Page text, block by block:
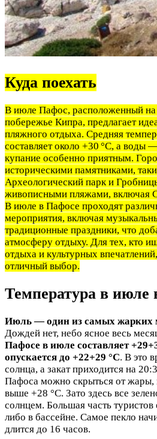
Куда поехать
В июле Пафос, расположенный
побережье Кипра, предлагает
пляжного отдыха. Средняя
составляет около +30 °C, а воды
купание особенно приятным.
историческими памятниками,
Археологический парк и
живописными пляжами, включая
В июле в Пафосе проходят
мероприятия, включая
традиционные праздники, что
атмосферу отдыху. Для тех, кто
отдыха и культурных
отличный выбор.
Температура в июле
Июль — один из самых жарких
Дождей нет, небо ясное весь
Пафосе в июле составляет
опускается до +22+29 °C. В это
солнца, а закат приходится на
Пафоса можно скрыться от жары,
выше +28 °C. Зато здесь все
солнцем. Большая часть
либо в бассейне. Самое пекло
длится до 16 часов.